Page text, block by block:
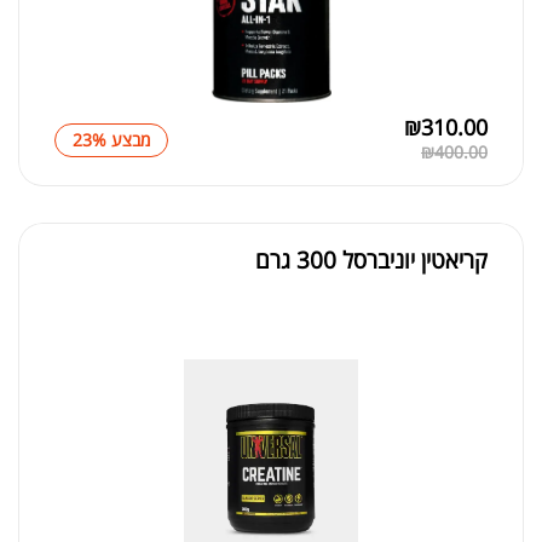
₪400.00
₪310.00 מבצע 23%
קריאטין יוניברסל 300 גרם